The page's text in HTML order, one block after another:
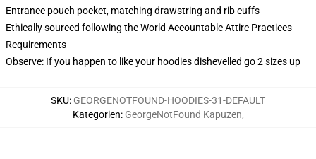
Entrance pouch pocket, matching drawstring and rib cuffs
Ethically sourced following the World Accountable Attire Practices
Requirements
Observe: If you happen to like your hoodies dishevelled go 2 sizes up
SKU: GEORGENOTFOUND-HOODIES-31-DEFAULT
Kategorien: GeorgeNotFound Kapuzen,